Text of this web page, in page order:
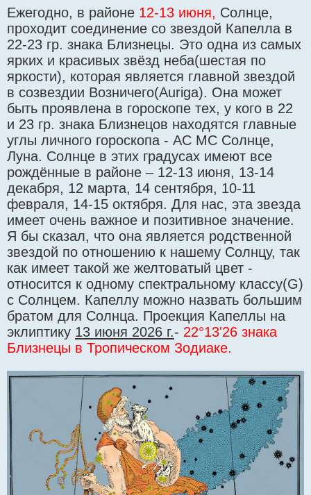
е
н
и
е
Ежегодно, в районе 12-13 июня, Солнце,
проходит соединение со звездой Капелла в
22-23 гр. знака Близнецы. Это одна из самых
ярких и красивых звёзд неба(шестая по
яркости), которая является главной звездой
в созвездии Возничего(Auriga). Она может
быть проявлена в гороскопе тех, у кого в 22
и 23 гр. знака Близнецов находятся главные
углы личного гороскопа - АС МС Солнце,
Луна. Солнце в этих градусах имеют все
рождённые в районе – 12-13 июня, 13-14
декабря, 12 марта, 14 сентября, 10-11
февраля, 14-15 октября. Для нас, эта звезда
имеет очень важное и позитивное значение.
Я бы сказал, что она является родственной
звездой по отношению к нашему Солнцу, так
как имеет такой же желтоватый цвет -
относится к одному спектральному классу(G)
с Солнцем. Капеллу можно назвать большим
братом для Солнца. Проекция Капеллы на
эклиптику 13 июня 2026 г.- 22°13'26 знака
Близнецы в Тропическом Зодиаке.